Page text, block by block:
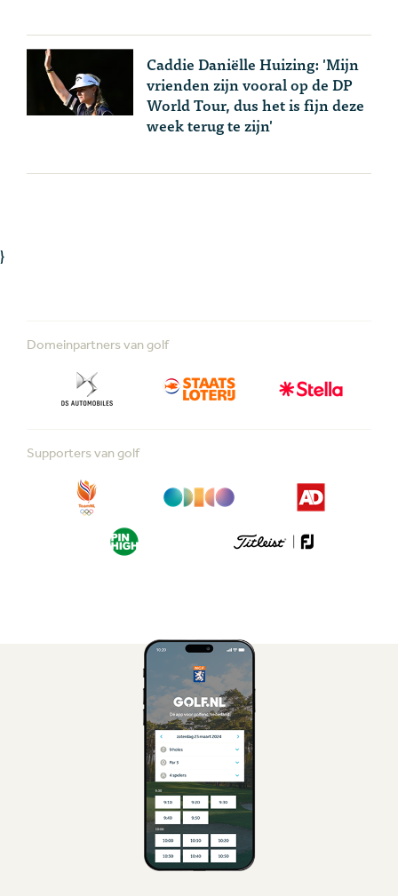
Caddie Daniëlle Huizing: 'Mijn
vrienden zijn vooral op de DP
World Tour, dus het is fijn deze
week terug te zijn'
}
Domeinpartners van golf
Supporters van golf